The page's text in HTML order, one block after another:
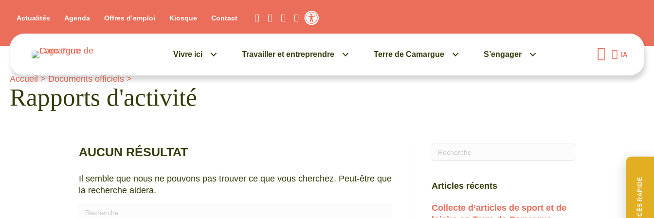
ACCÈS RAPIDE
Actualités Agenda Offres d’emploi Kiosque
Contact
Vivre ici Travailler et entreprendre Terre de Camargue S’engager IA
Accueil>Documents officiels>
Rapports d'activité
AUCUN RÉSULTAT
Il semble que nous ne pouvons pas trouver ce que vous cherchez. Peut-être que
la recherche aidera.
Articles récents
Collecte d’articles de sport et de